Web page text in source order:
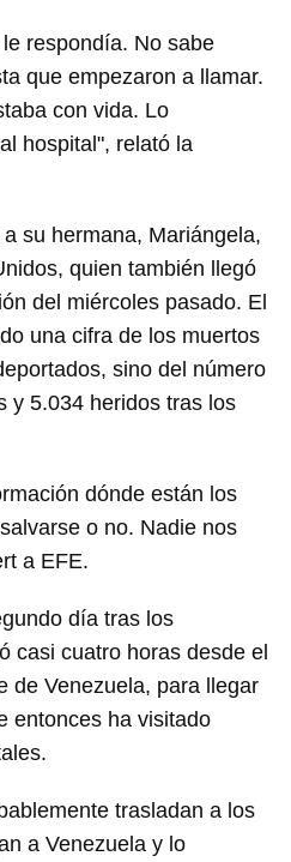
le respondía. No sabe
que empezaron a llamar.
con vida. Lo
hospital", relató la
su hermana, Mariángela,
quien también llegó
del miércoles pasado. El
una cifra de los muertos
sino del número
y 5.034 heridos tras los
dónde están los
o no. Nadie nos
a EFE.
día tras los
casi cuatro horas desde el
de Venezuela, para llegar
entonces ha visitado
trasladan a los
a Venezuela y lo